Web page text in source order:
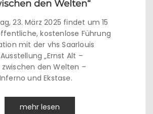
den Welten“
23. März 2025 findet um 15
kostenlose Führung
mit der vhs Saarlouis
„Ernst Alt –
den Welten –
und Ekstase.
mehr lesen